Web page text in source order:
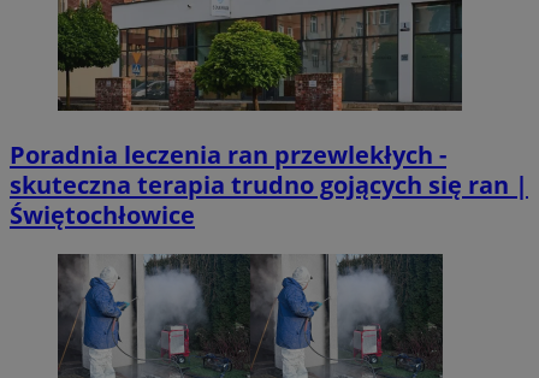
Poradnia leczenia ran przewlekłych -
skuteczna terapia trudno gojących się ran |
Świętochłowice